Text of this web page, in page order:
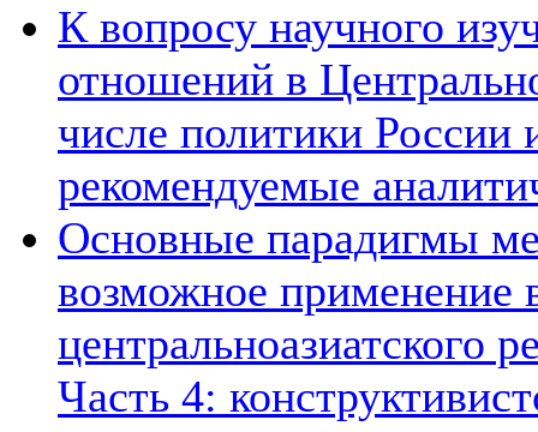
К вопросу научного
отношений в
числе политики России
рекомендуемые
Основные парадигмы
возможное применение
центральноазиатского
Часть 4: